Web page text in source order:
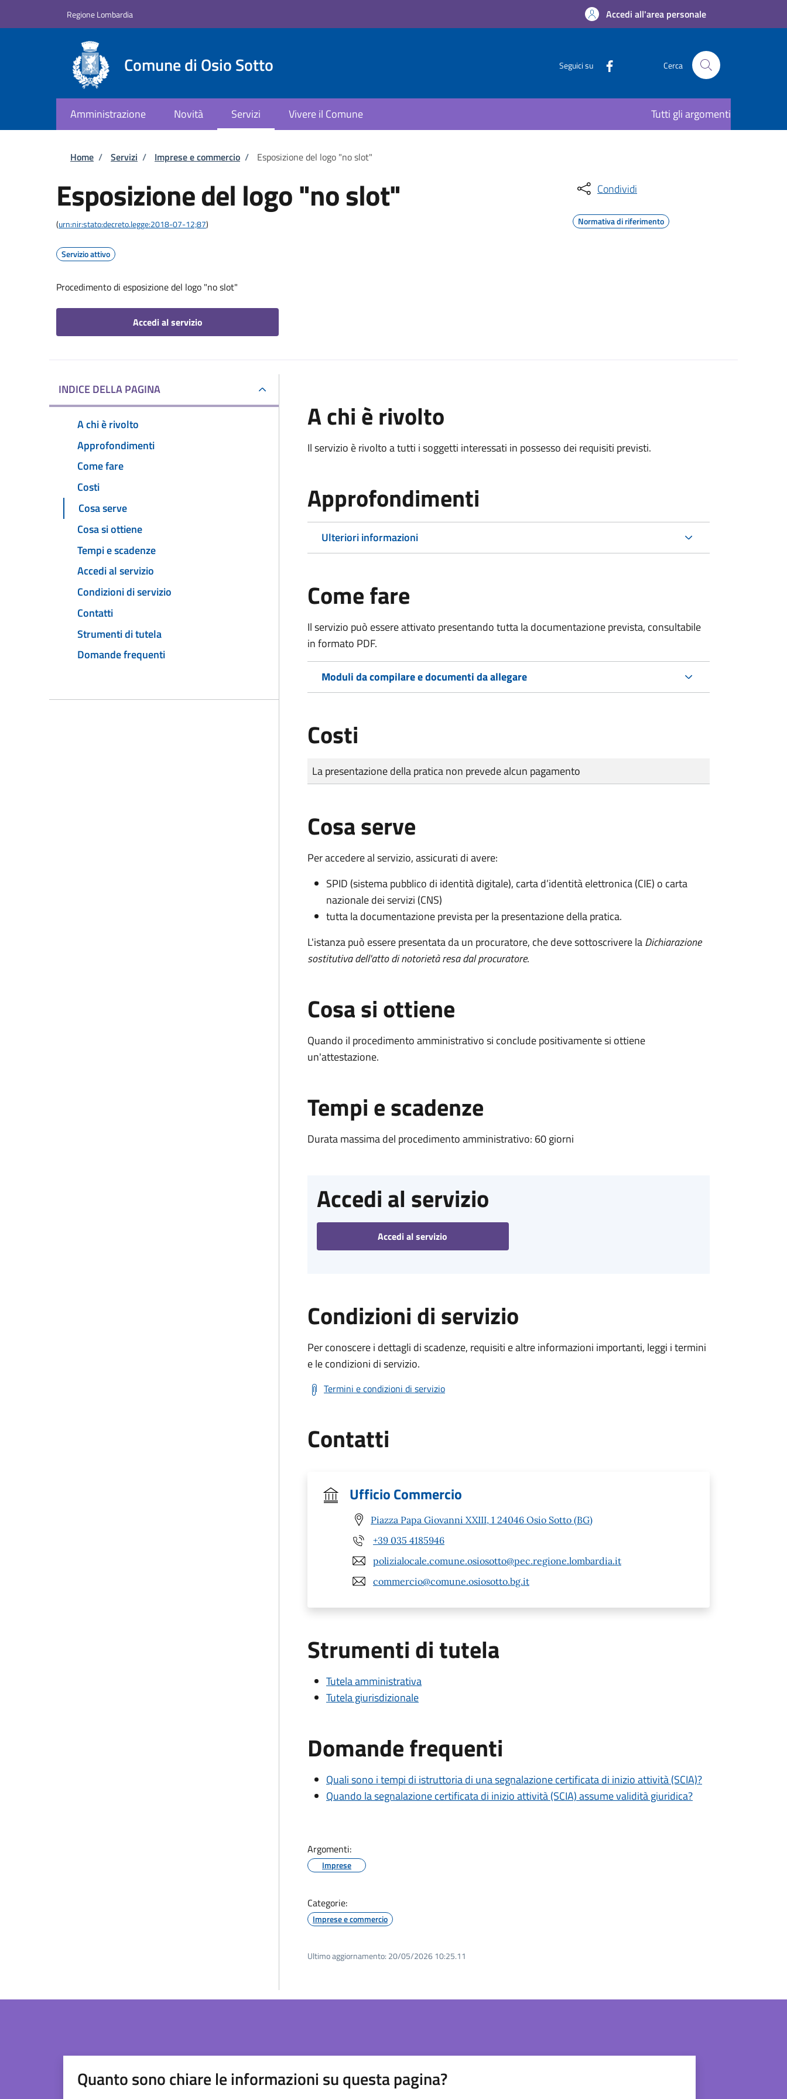
Regione Lombardia Accedi all'area personale
Comune di Osio Sotto Seguici su Cerca
Amministrazione Novità Servizi Vivere il Comune Tutti gli argomenti
Briciole di pane
Home / Servizi / Imprese e commercio / Esposizione del logo "no slot"
Esposizione del logo "no slot"
(urn:nir:stato:decreto.legge:2018-07-12;87)
Servizio attivo
Procedimento di esposizione del logo "no slot"
Accedi al servizio
Condividi
Normativa di riferimento
INDICE DELLA PAGINA
A chi è rivolto
Approfondimenti
Come fare
Costi
Cosa serve
Cosa si ottiene
Tempi e scadenze
Accedi al servizio
Condizioni di servizio
Contatti
Strumenti di tutela
Domande frequenti
A chi è rivolto
Il servizio è rivolto a tutti i soggetti interessati in possesso dei requisiti previsti.
Approfondimenti
Ulteriori informazioni
Come fare
Il servizio può essere attivato presentando tutta la documentazione prevista, consultabile
in formato PDF.
Moduli da compilare e documenti da allegare
Costi
Tipo di pagamento
Importo
La presentazione della pratica non prevede alcun pagamento
Cosa serve
Per accedere al servizio, assicurati di avere:
SPID (sistema pubblico di identità digitale), carta d’identità elettronica (CIE) o carta
nazionale dei servizi (CNS)
tutta la documentazione prevista per la presentazione della pratica.
L'istanza può essere presentata da un procuratore, che deve sottoscrivere laDichiarazione
sostitutiva dell'atto di notorietà resa dal procuratore.
Cosa si ottiene
Quando il procedimento amministrativo si conclude positivamente si ottiene
un'attestazione.
Tempi e scadenze
Durata massima del procedimento amministrativo: 60 giorni
Accedi al servizio
Accedi al servizio
Condizioni di servizio
Per conoscere i dettagli di scadenze, requisiti e altre informazioni importanti, leggi i termini
e le condizioni di servizio.
Termini e condizioni di servizio
Contatti
Ufficio Commercio
Piazza Papa Giovanni XXIII, 1 24046 Osio Sotto (BG)
+39 035 4185946
polizialocale.comune.osiosotto@pec.regione.lombardia.it
commercio@comune.osiosotto.bg.it
Strumenti di tutela
Tutela amministrativa
Tutela giurisdizionale
Domande frequenti
Quali sono i tempi di istruttoria di una segnalazione certificata di inizio attività (SCIA)?
Quando la segnalazione certificata di inizio attività (SCIA) assume validità giuridica?
Argomenti:
Imprese
Categorie:
Imprese e commercio
Ultimo aggiornamento: 20/05/2026 10:25.11
Quanto sono chiare le informazioni su questa pagina?